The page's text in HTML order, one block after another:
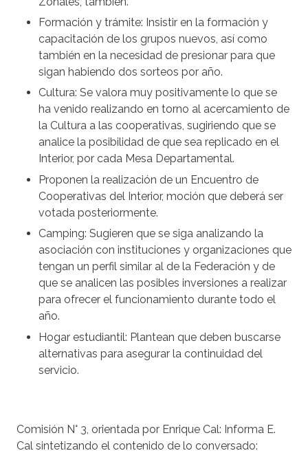
Formación y trámite: Insistir en la formación y
capacitación de los grupos nuevos, así como
también en la necesidad de presionar para que
sigan habiendo dos sorteos por año.
Cultura: Se valora muy positivamente lo que se
ha venido realizando en torno al acercamiento de
la Cultura a las cooperativas, sugiriendo que se
analice la posibilidad de que sea replicado en el
Interior, por cada Mesa Departamental.
Proponen la realización de un Encuentro de
Cooperativas del Interior, moción que deberá ser
votada posteriormente.
Camping: Sugieren que se siga analizando la
asociación con instituciones y organizaciones que
tengan un perfil similar al de la Federación y de
que se analicen las posibles inversiones a realizar
para ofrecer el funcionamiento durante todo el
año.
Hogar estudiantil: Plantean que deben buscarse
alternativas para asegurar la continuidad del
servicio.
Comisión N° 3, orientada por Enrique Cal: Informa E.
Cal sintetizando el contenido de lo conversado: